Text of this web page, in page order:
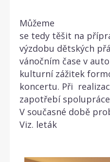
Můžeme
se tedy těšit na
výzdobu dětských
vánočním čase v
kulturní zážitek
koncertu. Při realizaci
zapotřebí
V současné době
Viz. leták